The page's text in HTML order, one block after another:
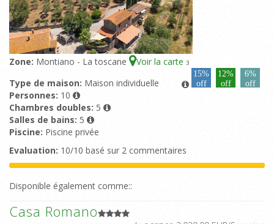
Zone: Montiano - La toscane Voir la carte 3
15%
off
12%
off
6%
off
Type de maison: Maison individuelle
Personnes: 10
Chambres doubles: 5
Salles de bains: 5
Piscine: Piscine privée
Evaluation: 10/10 basé sur 2 commentaires
Disponible également comme::
Casa Romano